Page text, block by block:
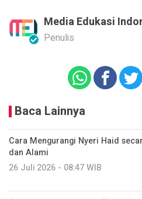
Media Edukasi
Penulis
Baca Lainnya
Cara Mengurangi Nyeri Haid
dan Alami
26 Juli 2026 - 08:47 WIB